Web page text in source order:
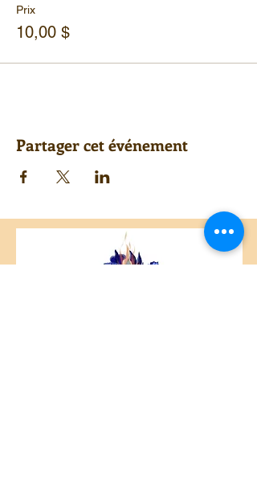
Prix
10,00 $
Partager cet événement